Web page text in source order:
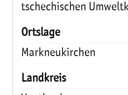
tschechischen
Markneukirchen